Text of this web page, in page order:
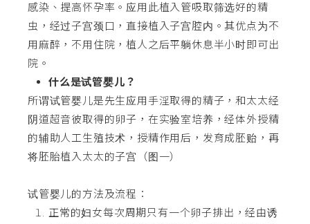
感染、提高怀孕率。应用此植入管吸取筛选好的精
虫，经过子宫颈口，直接植入子宫腔内。其优点为不
用麻醉，不用住院，植人之后平躺休息半小时即可出
院。
什么是试管婴儿？
所谓试管婴儿是先生应用手淫取得的精子，和太太经
阴道超音彼取得的卵子，在实验室培养，经体外授精
的辅助人工生殖技术，授精作用后，发育成胚贻，再
将胚胎植入太太的子宫（图一）
试管婴儿的方法及流程：
正常的妇女每次周期只有一个卵子排出，经由诱